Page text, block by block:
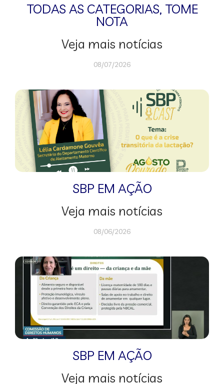
TODAS AS CATEGORIAS, TOME
NOTA
Veja mais notícias
08/07/2026
SBP EM AÇÃO
Veja mais notícias
08/06/2026
SBP EM AÇÃO
Veja mais notícias